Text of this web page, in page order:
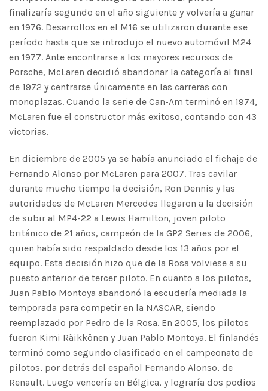
finalizaría segundo en el año siguiente y volvería a ganar
en 1976.​ Desarrollos en el M16 se utilizaron durante ese
período hasta que se introdujo el nuevo automóvil M24
en 1977. Ante encontrarse a los mayores recursos de
Porsche, McLaren decidió abandonar la categoría al final
de 1972 y centrarse únicamente en las carreras con
monoplazas.​ Cuando la serie de Can-Am terminó en 1974,
McLaren fue el constructor más exitoso, contando con 43
victorias.​
En diciembre de 2005 ya se había anunciado el fichaje de
Fernando Alonso por McLaren para 2007.​ Tras cavilar
durante mucho tiempo la decisión, Ron Dennis y las
autoridades de McLaren Mercedes llegaron a la decisión
de subir al MP4-22 a Lewis Hamilton, joven piloto
británico de 21 años, campeón de la GP2 Series de 2006,
quien había sido respaldado desde los 13 años por el
equipo.​ Esta decisión hizo que de la Rosa volviese a su
puesto anterior de tercer piloto. En cuanto a los pilotos,
Juan Pablo Montoya abandonó la escudería mediada la
temporada para competir en la NASCAR, siendo
reemplazado por Pedro de la Rosa. En 2005, los pilotos
fueron Kimi Räikkönen y Juan Pablo Montoya.​ El finlandés
terminó como segundo clasificado en el campeonato de
pilotos, por detrás del español Fernando Alonso, de
Renault. Luego vencería en Bélgica, y lograría dos podios